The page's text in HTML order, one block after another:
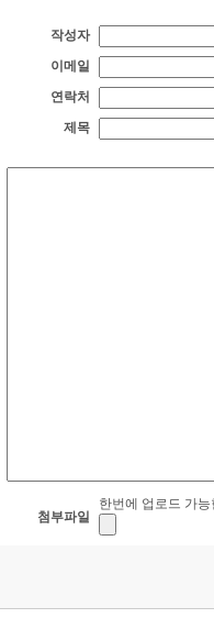
작성자
이메일
연락처
제목
첨부파일
한번에 업로드 가능